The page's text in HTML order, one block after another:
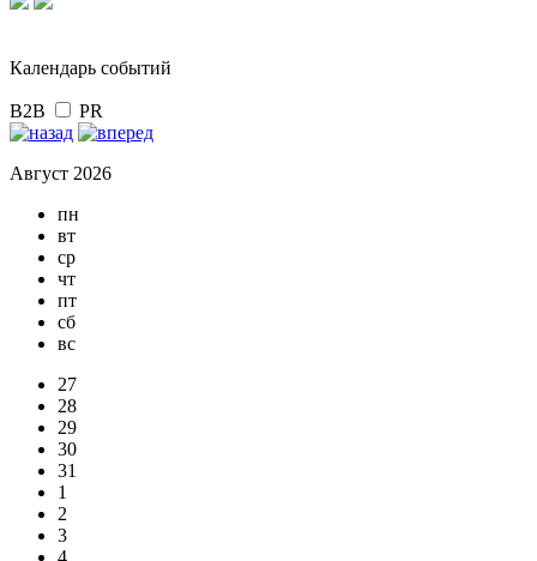
Календарь событий
B2B PR
Август 2026
пн
вт
ср
чт
пт
сб
вс
27
28
29
30
31
1
2
3
4